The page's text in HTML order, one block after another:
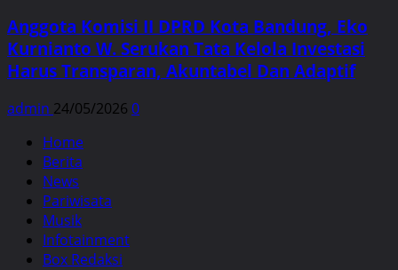
Anggota Komisi II DPRD Kota Bandung, Eko
Kurnianto W. Serukan Tata Kelola Investasi
Harus Transparan, Akuntabel Dan Adaptif
admin 24/05/2026 0
Home
Berita
News
Pariwisata
Musik
Infotainment
Box Redaksi